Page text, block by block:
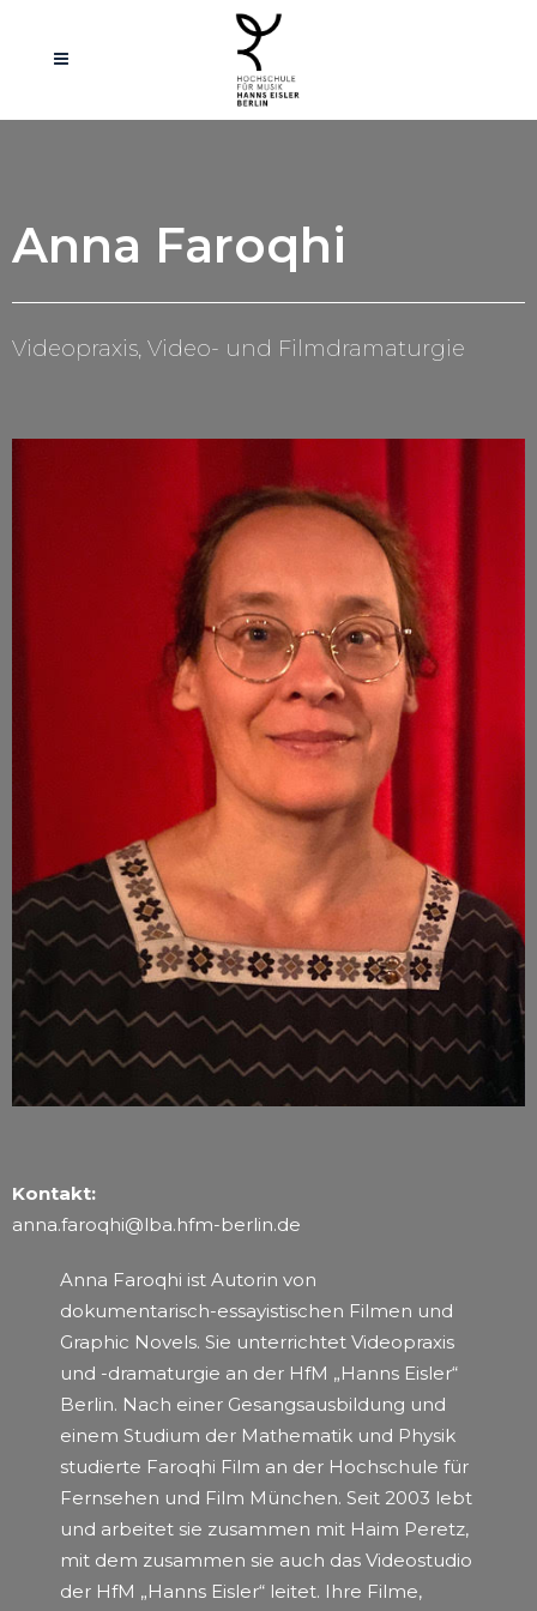
Anna Faroqhi
Videopraxis, Video- und Filmdramaturgie
Kontakt:
anna.faroqhi@lba.hfm-berlin.de
Anna Faroqhi ist Autorin von
dokumentarisch-essayistischen Filmen und
Graphic Novels. Sie unterrichtet Videopraxis
und -dramaturgie an der HfM „Hanns Eisler“
Berlin. Nach einer Gesangsausbildung und
einem Studium der Mathematik und Physik
studierte Faroqhi Film an der Hochschule für
Fernsehen und Film München. Seit 2003 lebt
und arbeitet sie zusammen mit Haim Peretz,
mit dem zusammen sie auch das Videostudio
der HfM „Hanns Eisler“ leitet. Ihre Filme,